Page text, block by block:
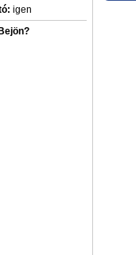
igen
Bejön?